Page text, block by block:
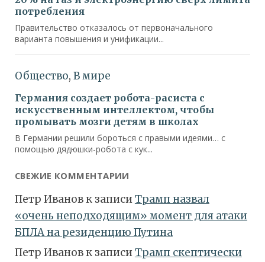
СВЕЖИЕ КОММЕНТАРИИ
Петр Ивановк записиТрамп назвал
«очень неподходящим» момент для атаки
БПЛА на резиденцию Путина
Петр Ивановк записиТрамп скептически